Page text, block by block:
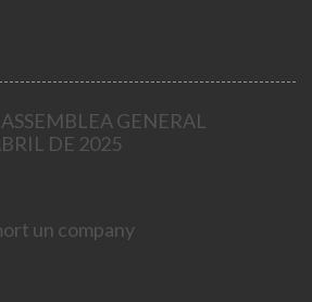
GENERAL
DE 2025
un company